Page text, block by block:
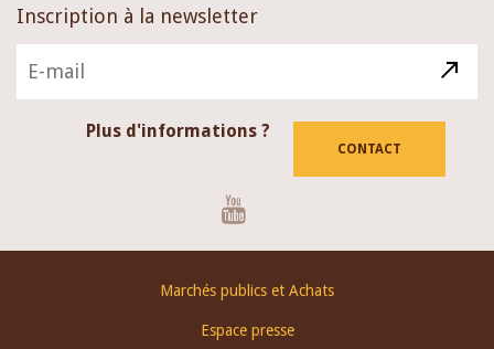
Inscription à la newsletter
Plus d'informations ?
CONTACT
Marchés publics et Achats
Espace presse